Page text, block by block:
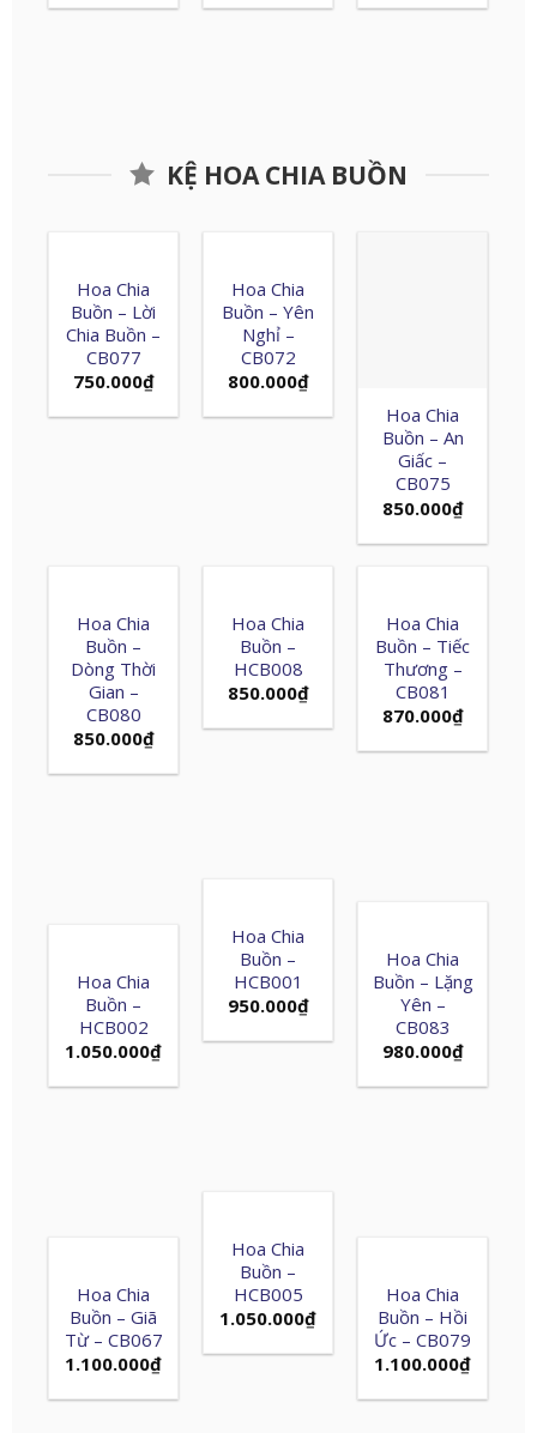
KỆ HOA CHIA BUỒN
Hoa Chia
Buồn – Lời
Chia Buồn –
CB077
750.000₫
Hoa Chia
Buồn – Yên
Nghỉ –
CB072
800.000₫
Hoa Chia
Buồn –
Dòng Thời
Gian –
CB080
850.000₫
Hoa Chia
Buồn –
HCB008
850.000₫
Hoa Chia
Buồn – Tiếc
Thương –
CB081
870.000₫
Hoa Chia
Buồn –
HCB001
950.000₫
Hoa Chia
Buồn – Lặng
Yên –
CB083
980.000₫
Hoa Chia
Buồn –
HCB002
1.050.000₫
Hoa Chia
Buồn –
HCB005
1.050.000₫
Hoa Chia
Buồn – Giã
Từ – CB067
1.100.000₫
Hoa Chia
Buồn – Hồi
Ức – CB079
1.100.000₫